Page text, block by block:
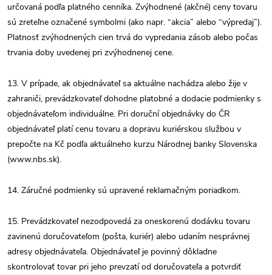
určovaná podľa platného cenníka. Zvýhodnené (akčné) ceny tovaru
sú zreteľne označené symbolmi (ako napr. “akcia” alebo “výpredaj”).
Platnosť zvýhodnených cien trvá do vypredania zásob alebo počas
trvania doby uvedenej pri zvýhodnenej cene.
13. V prípade, ak objednávateľ sa aktuálne nachádza alebo žije v
zahraniči, prevádzkovateľ dohodne platobné a dodacie podmienky s
objednávateľom individuálne. Pri doruční objednávky do ČR
objednávateľ platí cenu tovaru a dopravu kuriérskou službou v
prepočte na Kč podľa aktuálneho kurzu Národnej banky Slovenska
(www.nbs.sk).
14. Záručné podmienky sú upravené reklamačným poriadkom.
15. Prevádzkovateľ nezodpovedá za oneskorenú dodávku tovaru
zavinenú doručovateľom (pošta, kuriér) alebo udaním nesprávnej
adresy objednávateľa. Objednávateľ je povinný dôkladne
skontrolovať tovar pri jeho prevzatí od doručovateľa a potvrdiť